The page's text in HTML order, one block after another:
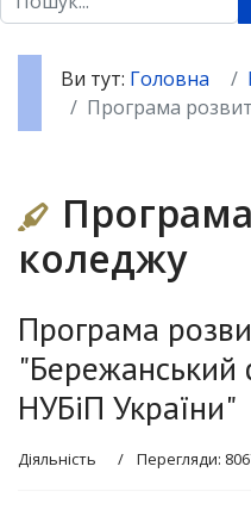
Ви тут: Головна
Програма
коледжу
Програма
НУБіП України"
Діяльність Перегляди: